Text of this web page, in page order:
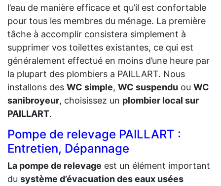
l’eau de manière efficace et qu’il est confortable
pour tous les membres du ménage. La première
tâche à accomplir consistera simplement à
supprimer vos toilettes existantes, ce qui est
généralement effectué en moins d’une heure par
la plupart des plombiers a PAILLART. Nous
installons des WC simple, WC suspendu ou WC
sanibroyeur, choisissez un plombier local sur
PAILLART.
Pompe de relevage PAILLART :
Entretien, Dépannage
La pompe de relevage est un élément important
du système d’évacuation des eaux usées